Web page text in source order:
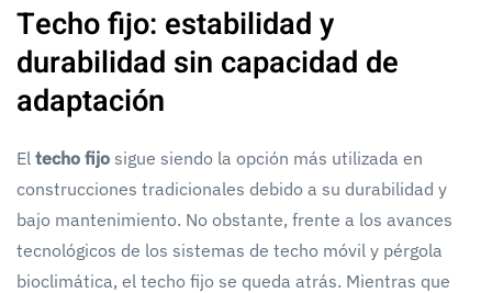
Techo fijo: estabilidad y
durabilidad sin capacidad de
adaptación
El techo fijo sigue siendo la opción más utilizada en
construcciones tradicionales debido a su durabilidad y
bajo mantenimiento. No obstante, frente a los avances
tecnológicos de los sistemas de techo móvil y pérgola
bioclimática, el techo fijo se queda atrás. Mientras que